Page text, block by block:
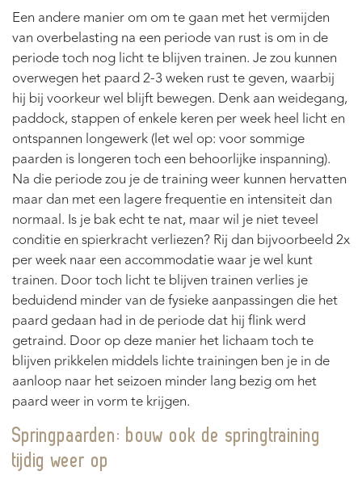
Een andere manier om om te gaan met het vermijden
van overbelasting na een periode van rust is om in de
periode toch nog licht te blijven trainen. Je zou kunnen
overwegen het paard 2-3 weken rust te geven, waarbij
hij bij voorkeur wel blijft bewegen. Denk aan weidegang,
paddock, stappen of enkele keren per week heel licht en
ontspannen longewerk (let wel op: voor sommige
paarden is longeren toch een behoorlijke inspanning).
Na die periode zou je de training weer kunnen hervatten
maar dan met een lagere frequentie en intensiteit dan
normaal. Is je bak echt te nat, maar wil je niet teveel
conditie en spierkracht verliezen? Rij dan bijvoorbeeld 2x
per week naar een accommodatie waar je wel kunt
trainen. Door toch licht te blijven trainen verlies je
beduidend minder van de fysieke aanpassingen die het
paard gedaan had in de periode dat hij flink werd
getraind. Door op deze manier het lichaam toch te
blijven prikkelen middels lichte trainingen ben je in de
aanloop naar het seizoen minder lang bezig om het
paard weer in vorm te krijgen.
Springpaarden: bouw ook de springtraining
tijdig weer op